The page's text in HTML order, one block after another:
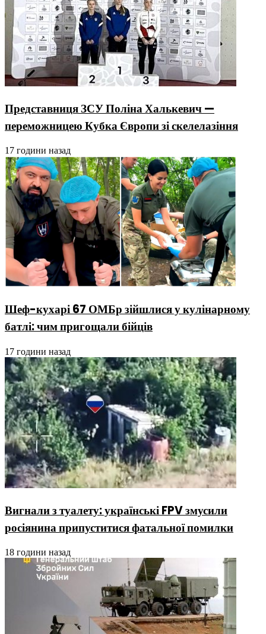
Представниця ЗСУ Поліна Халькевич —
переможницею Кубка Європи зі скелелазіння
17 години назад
Шеф-кухарі 67 ОМБр зійшлися у кулінарному
батлі: чим пригощали бійців
17 години назад
Вигнали з туалету: українські FPV змусили
росіянина припуститися фатальної помилки
18 години назад